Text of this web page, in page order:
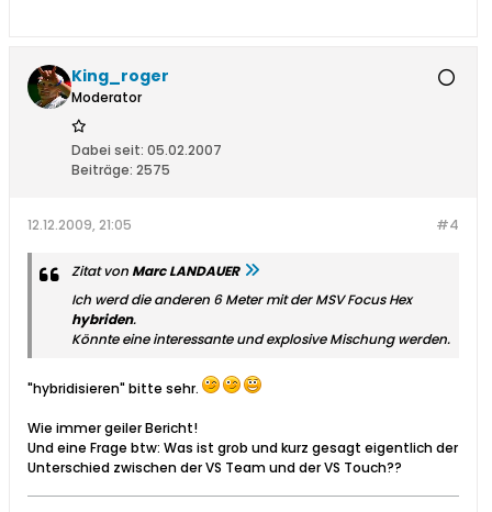
King_roger
Moderator
Dabei seit: 05.02.2007
Beiträge: 2575
#4
12.12.2009, 21:05
Zitat vonMarc LANDAUER
Ich werd die anderen 6 Meter mit der MSV Focus Hex
hybriden.
Könnte eine interessante und explosive Mischung werden.
"hybridisieren" bitte sehr.
Wie immer geiler Bericht!
Und eine Frage btw: Was ist grob und kurz gesagt eigentlich der
Unterschied zwischen der VS Team und der VS Touch??